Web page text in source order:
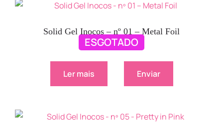
ESGOTADO
Solid Gel Inocos – nº 01 – Metal Foil
9.90 €
Ler mais Enviar